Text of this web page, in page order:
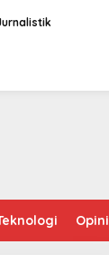
Opini